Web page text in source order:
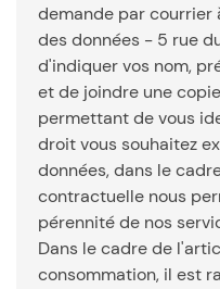
demande par courrier
des données - 5 rue
d'indiquer vos nom,
et de joindre une
permettant de vous
droit vous souhaitez
données, dans le
contractuelle nous
pérennité de nos
Dans le cadre de
consommation, il est